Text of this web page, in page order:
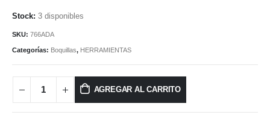
3 disponibles
SKU: 766ADA
Categorías: Boquillas, HERRAMIENTAS
AGREGAR AL CARRITO